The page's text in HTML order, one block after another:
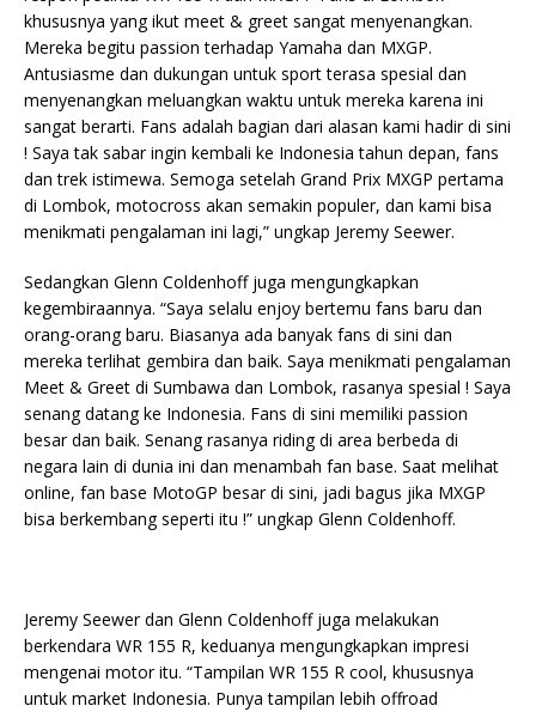
khususnya yang ikut meet & greet sangat menyenangkan.
Mereka begitu passion terhadap Yamaha dan MXGP.
Antusiasme dan dukungan untuk sport terasa spesial dan
menyenangkan meluangkan waktu untuk mereka karena ini
sangat berarti. Fans adalah bagian dari alasan kami hadir di sini
! Saya tak sabar ingin kembali ke Indonesia tahun depan, fans
dan trek istimewa. Semoga setelah Grand Prix MXGP pertama
di Lombok, motocross akan semakin populer, dan kami bisa
menikmati pengalaman ini lagi,” ungkap Jeremy Seewer.
Sedangkan Glenn Coldenhoff juga mengungkapkan
kegembiraannya. “Saya selalu enjoy bertemu fans baru dan
orang-orang baru. Biasanya ada banyak fans di sini dan
mereka terlihat gembira dan baik. Saya menikmati pengalaman
Meet & Greet di Sumbawa dan Lombok, rasanya spesial ! Saya
senang datang ke Indonesia. Fans di sini memiliki passion
besar dan baik. Senang rasanya riding di area berbeda di
negara lain di dunia ini dan menambah fan base. Saat melihat
online, fan base MotoGP besar di sini, jadi bagus jika MXGP
bisa berkembang seperti itu !” ungkap Glenn Coldenhoff.
Jeremy Seewer dan Glenn Coldenhoff juga melakukan
berkendara WR 155 R, keduanya mengungkapkan impresi
mengenai motor itu. “Tampilan WR 155 R cool, khususnya
untuk market Indonesia. Punya tampilan lebih offroad